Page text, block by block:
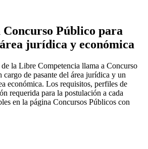
Público para
jurídica y económica
la Libre Competencia llama a Concurso
de pasante del área jurídica y un
económica. Los requisitos, perfiles de
requerida para la postulación a cada
en la página Concursos Públicos con